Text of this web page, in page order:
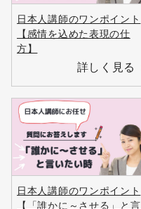
日本人講師のワンポイント
【感情を込めた表現の仕
方】
詳しく見る
日本人講師のワンポイント
【「誰かに～させる」と言